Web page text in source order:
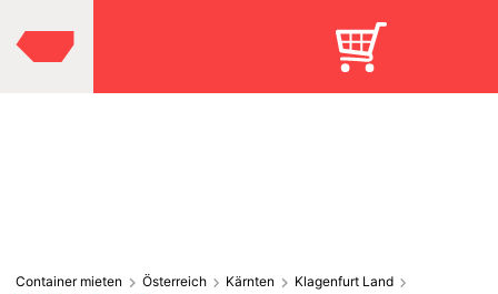
Container mieten Österreich Kärnten
Klagenfurt Land